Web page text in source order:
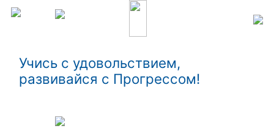
Учись с удовольствием,
развивайся с Прогрессом!